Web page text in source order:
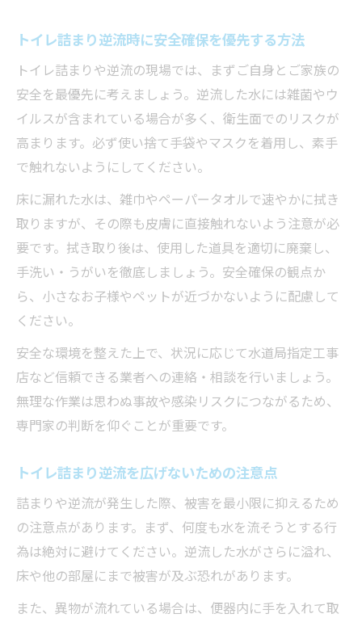
トイレ詰まり逆流時に安全確保を優先する方法
トイレ詰まりや逆流の現場では、まずご自身とご家族の
安全を最優先に考えましょう。逆流した水には雑菌やウ
イルスが含まれている場合が多く、衛生面でのリスクが
高まります。必ず使い捨て手袋やマスクを着用し、素手
で触れないようにしてください。
床に漏れた水は、雑巾やペーパータオルで速やかに拭き
取りますが、その際も皮膚に直接触れないよう注意が必
要です。拭き取り後は、使用した道具を適切に廃棄し、
手洗い・うがいを徹底しましょう。安全確保の観点か
ら、小さなお子様やペットが近づかないように配慮して
ください。
安全な環境を整えた上で、状況に応じて水道局指定工事
店など信頼できる業者への連絡・相談を行いましょう。
無理な作業は思わぬ事故や感染リスクにつながるため、
専門家の判断を仰ぐことが重要です。
トイレ詰まり逆流を広げないための注意点
詰まりや逆流が発生した際、被害を最小限に抑えるため
の注意点があります。まず、何度も水を流そうとする行
為は絶対に避けてください。逆流した水がさらに溢れ、
床や他の部屋にまで被害が及ぶ恐れがあります。
また、異物が流れている場合は、便器内に手を入れて取